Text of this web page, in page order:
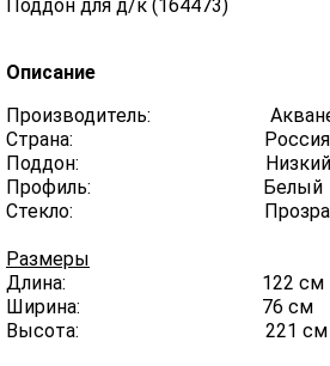
Поддон для д/к
Описание
Производитель:
Страна: Россия-
Поддон: Низкий
Профиль: Белый
Стекло: Прозрачное,
Размеры
Длина: 122 см
Ширина: 76 см
Высота: 221 см